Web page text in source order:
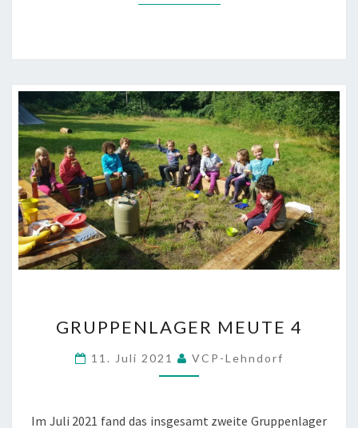
MEUTE
4
GRUPPENLAGER MEUTE 4
11. Juli 2021 VCP-Lehndorf
Im Juli 2021 fand das insgesamt zweite Gruppenlager